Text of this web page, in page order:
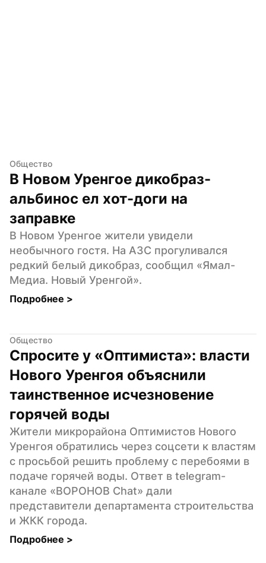
Общество
В Новом Уренгое дикобраз-
альбинос ел хот-доги на
заправке
В Новом Уренгое жители увидели
необычного гостя. На АЗС прогуливался
редкий белый дикобраз, сообщил «Ямал-
Медиа. Новый Уренгой».
Подробнее >
Общество
Спросите у «Оптимиста»: власти
Нового Уренгоя объяснили
таинственное исчезновение
горячей воды
Жители микрорайона Оптимистов Нового
Уренгоя обратились через соцсети к властям
с просьбой решить проблему с перебоями в
подаче горячей воды. Ответ в telegram-
канале «ВОРОНОВ Chat» дали
представители департамента строительства
и ЖКК города.
Подробнее >